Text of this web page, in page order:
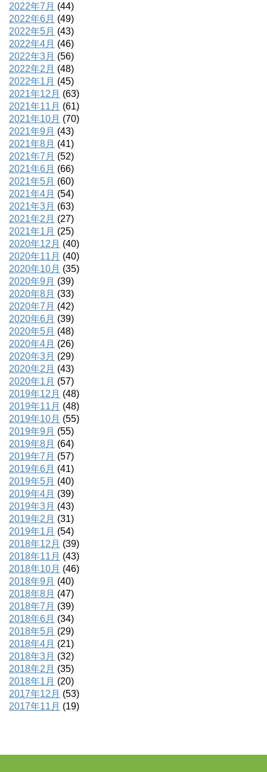
2022年7月 (44)
2022年6月 (49)
2022年5月 (43)
2022年4月 (46)
2022年3月 (56)
2022年2月 (48)
2022年1月 (45)
2021年12月 (63)
2021年11月 (61)
2021年10月 (70)
2021年9月 (43)
2021年8月 (41)
2021年7月 (52)
2021年6月 (66)
2021年5月 (60)
2021年4月 (54)
2021年3月 (63)
2021年2月 (27)
2021年1月 (25)
2020年12月 (40)
2020年11月 (40)
2020年10月 (35)
2020年9月 (39)
2020年8月 (33)
2020年7月 (42)
2020年6月 (39)
2020年5月 (48)
2020年4月 (26)
2020年3月 (29)
2020年2月 (43)
2020年1月 (57)
2019年12月 (48)
2019年11月 (48)
2019年10月 (55)
2019年9月 (55)
2019年8月 (64)
2019年7月 (57)
2019年6月 (41)
2019年5月 (40)
2019年4月 (39)
2019年3月 (43)
2019年2月 (31)
2019年1月 (54)
2018年12月 (39)
2018年11月 (43)
2018年10月 (46)
2018年9月 (40)
2018年8月 (47)
2018年7月 (39)
2018年6月 (34)
2018年5月 (29)
2018年4月 (21)
2018年3月 (32)
2018年2月 (35)
2018年1月 (20)
2017年12月 (53)
2017年11月 (19)